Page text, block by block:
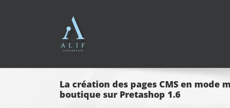
La création des pages CMS en mode
boutique sur Pretashop 1.6